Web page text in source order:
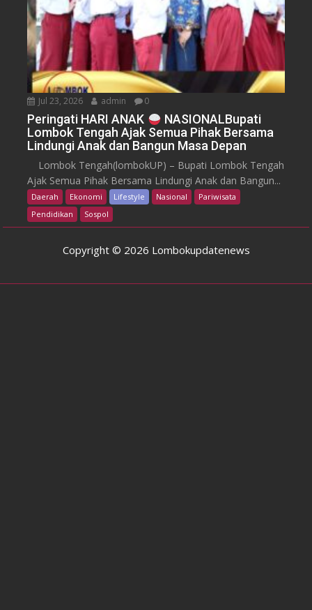
Jul 23, 2026 admin 0
Peringati HARI ANAK
NASIONALBupati
Lombok Tengah Ajak Semua Pihak Bersama
Lindungi Anak dan Bangun Masa Depan
Lombok Tengah(lombokUP) – Bupati Lombok Tengah
Ajak Semua Pihak Bersama Lindungi Anak dan Bangun...
Daerah Ekonomi Lifestyle Nasional
Pariwisata
Pendidikan
Sospol
Copyright © 2026 Lombokupdatenews